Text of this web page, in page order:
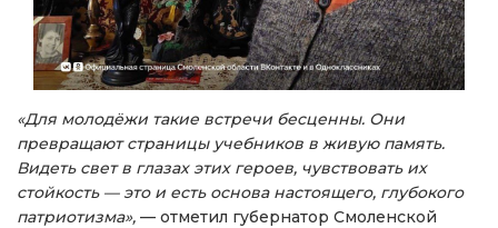
«Для молодёжи такие встречи бесценны. Они
превращают страницы учебников в живую память.
Видеть свет в глазах этих героев, чувствовать их
стойкость — это и есть основа настоящего, глубокого
патриотизма», — отметил губернатор Смоленской